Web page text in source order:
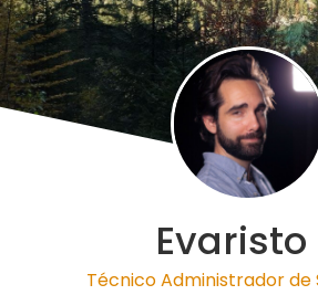
Evaristo
Técnico Administrador de